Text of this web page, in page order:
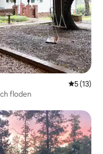
5 av 5 i
5 (13)
floden